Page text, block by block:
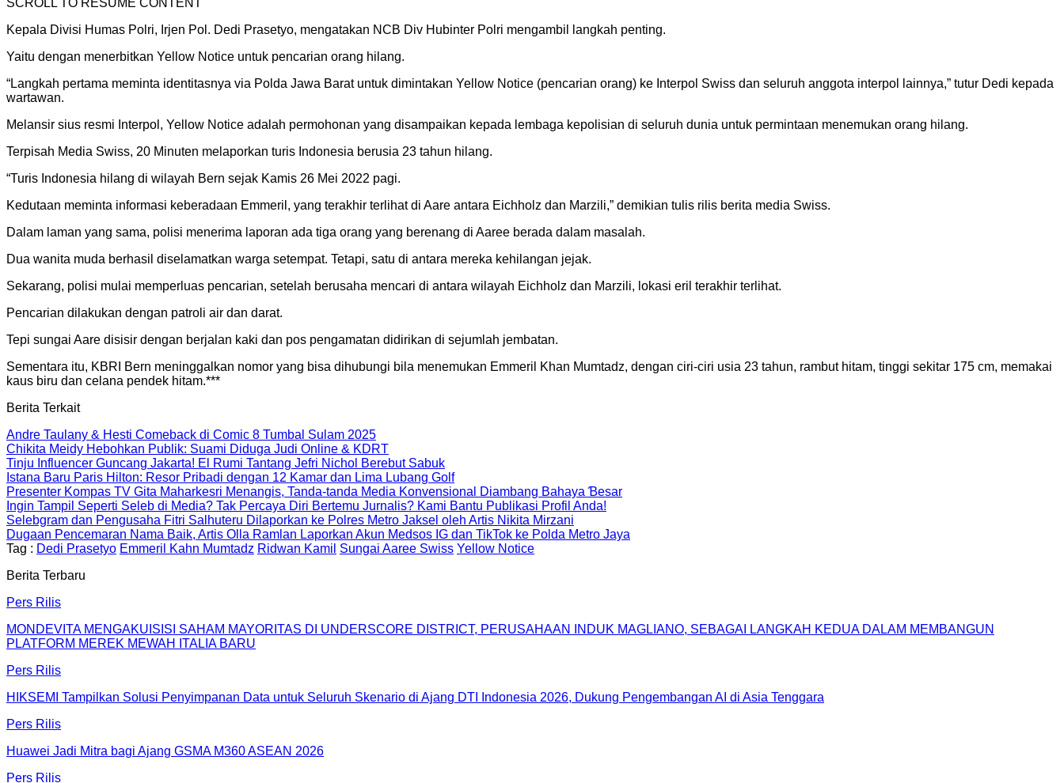
Kepala Divisi Humas Polri, Irjen Pol. Dedi Prasetyo, mengatakan NCB Div Hubinter Polri mengambil langkah penting.
Yaitu dengan menerbitkan Yellow Notice untuk pencarian orang hilang.
“Langkah pertama meminta identitasnya via Polda Jawa Barat untuk dimintakan Yellow Notice (pencarian orang) ke Interpol Swiss dan seluruh anggota interpol lainnya,” tutur Dedi kepada
wartawan.
Melansir sius resmi Interpol, Yellow Notice adalah permohonan yang disampaikan kepada lembaga kepolisian di seluruh dunia untuk permintaan menemukan orang hilang.
Terpisah Media Swiss, 20 Minuten melaporkan turis Indonesia berusia 23 tahun hilang.
“Turis Indonesia hilang di wilayah Bern sejak Kamis 26 Mei 2022 pagi.
Kedutaan meminta informasi keberadaan Emmeril, yang terakhir terlihat di Aare antara Eichholz dan Marzili,” demikian tulis rilis berita media Swiss.
Dalam laman yang sama, polisi menerima laporan ada tiga orang yang berenang di Aaree berada dalam masalah.
Dua wanita muda berhasil diselamatkan warga setempat. Tetapi, satu di antara mereka kehilangan jejak.
Sekarang, polisi mulai memperluas pencarian, setelah berusaha mencari di antara wilayah Eichholz dan Marzili, lokasi eril terakhir terlihat.
Pencarian dilakukan dengan patroli air dan darat.
Tepi sungai Aare disisir dengan berjalan kaki dan pos pengamatan didirikan di sejumlah jembatan.
Sementara itu, KBRI Bern meninggalkan nomor yang bisa dihubungi bila menemukan Emmeril Khan Mumtadz, dengan ciri-ciri usia 23 tahun, rambut hitam, tinggi sekitar 175 cm, memakai
kaus biru dan celana pendek hitam.***
Berita Terkait
Andre Taulany & Hesti Comeback di Comic 8 Tumbal Sulam 2025
Chikita Meidy Hebohkan Publik: Suami Diduga Judi Online & KDRT
Tinju Influencer Guncang Jakarta! El Rumi Tantang Jefri Nichol Berebut Sabuk
Istana Baru Paris Hilton: Resor Pribadi dengan 12 Kamar dan Lima Lubang Golf
Presenter Kompas TV Gita Maharkesri Menangis, Tanda-tanda Media Konvensional Diambang Bahaya Ɓesar
Ingin Tampil Seperti Seleb di Media? Tak Percaya Diri Bertemu Jurnalis? Kami Bantu Publikasi Profil Anda!
Selebgram dan Pengusaha Fitri Salhuteru Dilaporkan ke Polres Metro Jaksel oleh Artis Nikita Mirzani
Dugaan Pencemaran Nama Baik, Artis Olla Ramlan Laporkan Akun Medsos IG dan TikTok ke Polda Metro Jaya
Tag : Dedi Prasetyo Emmeril Kahn Mumtadz Ridwan Kamil Sungai Aaree Swiss Yellow Notice
Berita Terbaru
Pers Rilis
MONDEVITA MENGAKUISISI SAHAM MAYORITAS DI UNDERSCORE DISTRICT, PERUSAHAAN INDUK MAGLIANO, SEBAGAI LANGKAH KEDUA DALAM MEMBANGUN
PLATFORM MEREK MEWAH ITALIA BARU
Pers Rilis
HIKSEMI Tampilkan Solusi Penyimpanan Data untuk Seluruh Skenario di Ajang DTI Indonesia 2026, Dukung Pengembangan AI di Asia Tenggara
Pers Rilis
Huawei Jadi Mitra bagi Ajang GSMA M360 ASEAN 2026
Pers Rilis